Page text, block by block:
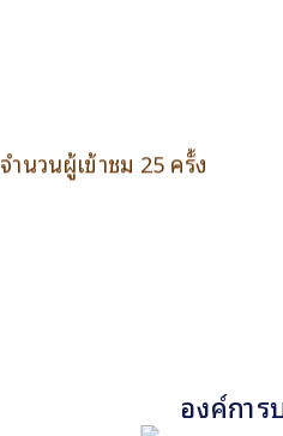
จำนวนผู้เข้าชม 25 ครั้ง
องค์กา